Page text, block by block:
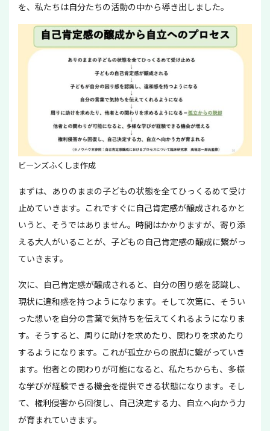
を、私たちは自分たちの活動の中から導き出しました。
ビーンズふくしま作成
まずは、ありのままの子どもの状態を全てひっくるめて受け
止めていきます。これですぐに自己肯定感が醸成されるかと
いうと、そうではありません。時間はかかりますが、寄り添
える大人がいることが、子どもの自己肯定感の醸成に繋がっ
ていきます。
次に、自己肯定感が醸成されると、自分の困り感を認識し、
現状に違和感を持つようになります。そして次第に、そうい
った想いを自分の言葉で気持ちを伝えてくれるようになりま
す。そうすると、周りに助けを求めたり、関わりを求めたり
するようになります。これが孤立からの脱却に繋がっていき
ます。他者との関わりが可能になると、私たちからも、多様
な学びが経験できる機会を提供できる状態になります。そし
て、権利侵害から回復し、自己決定する力、自立へ向かう力
が育まれていきます。